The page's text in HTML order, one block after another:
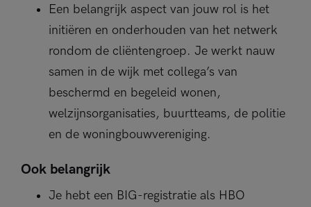
Een belangrijk aspect van jouw rol is het
initiëren en onderhouden van het netwerk
rondom de cliëntengroep. Je werkt nauw
samen in de wijk met collega’s van
beschermd en begeleid wonen,
welzijnsorganisaties, buurtteams, de politie
en de woningbouwvereniging.
Ook belangrijk
Je hebt een BIG-registratie als HBO